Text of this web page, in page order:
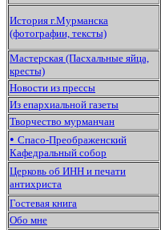
История г.Мурманска
(фотографии, тексты)
Мастерская (Пасхальные яйца,
кресты)
Новости из прессы
Из епархиальной газеты
Творчество мурманчан
• Спасо-Преображенский
Кафедральный собор
Церковь об ИНН и печати
антихриста
Гостевая книга
Обо мне